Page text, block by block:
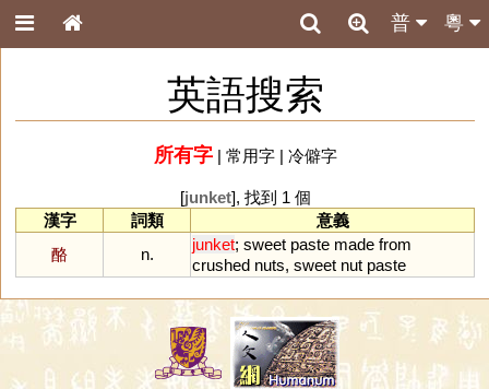
粵
普
英語搜索
所有字| 常用字| 冷僻字
[junket], 找到 1 個
漢字
詞類
意義
酪
n.
junket; sweet paste made from
crushed nuts, sweet nut paste